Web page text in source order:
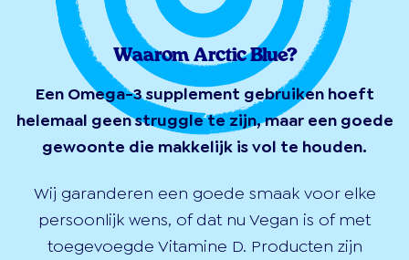
Waarom Arctic Blue?
Een Omega-3 supplement gebruiken hoeft
helemaal geen struggle te zijn, maar een goede
gewoonte die makkelijk is vol te houden.
Wij garanderen een goede smaak voor elke
persoonlijk wens, of dat nu Vegan is of met
toegevoegde Vitamine D. Producten zijn